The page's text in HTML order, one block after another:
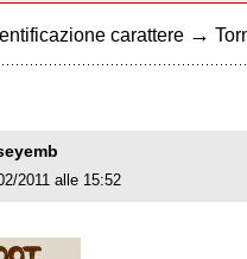
carattere →
2011 alle 15:52